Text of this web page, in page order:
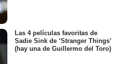
Las 4 películas favoritas de
Sadie Sink de ‘Stranger Things’
(hay una de Guillermo del Toro)